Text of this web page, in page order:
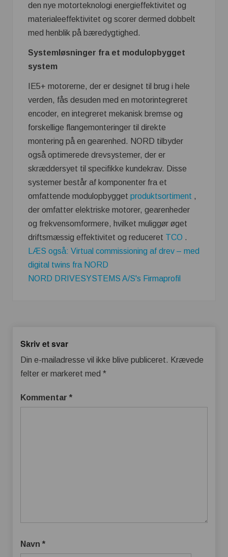
den nye motorteknologi energieffektivitet og
materialeeffektivitet og scorer dermed dobbelt
med henblik på bæredygtighed.
Systemløsninger fra et modulopbygget
system
IE5+ motorerne, der er designet til brug i hele
verden, fås desuden med en motorintegreret
encoder, en integreret mekanisk bremse og
forskellige flangemonteringer til direkte
montering på en gearenhed. NORD tilbyder
også optimerede drevsystemer, der er
skræddersyet til specifikke kundekrav. Disse
systemer består af komponenter fra et
omfattende modulopbygget produktsortiment ,
der omfatter elektriske motorer, gearenheder
og frekvensomformere, hvilket muliggør øget
driftsmæssig effektivitet og reduceret
TCO .
LÆS også: Virtual commissioning af drev – med
digital twins fra NORD
NORD DRIVESYSTEMS A/S's Firmaprofil
Skriv et svar
Din e-mailadresse vil ikke blive publiceret. Krævede
felter er markeret med *
Kommentar *
Navn *